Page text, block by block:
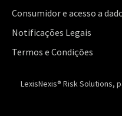
Consumidor e acesso a
Notificações Legais
Termos e Condições
LexisNexis® Risk Solutions,